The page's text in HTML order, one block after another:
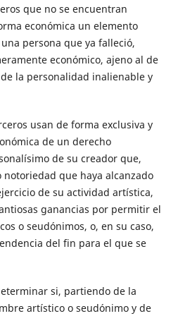
que no se encuentran
económica un elemento
persona que ya falleció,
económico, ajeno al de
la personalidad inalienable y
usan de forma exclusiva y
de un derecho
de su creador que,
que haya alcanzado
de su actividad artística,
ganancias por permitir el
o seudónimos, o, en su caso,
del fin para el que se
si, partiendo de la
artístico o seudónimo y de